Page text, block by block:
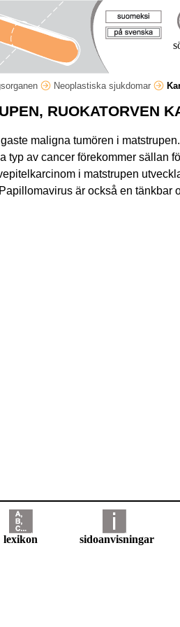
Neoplastiska sjukdomar
RUOKATORVEN
maligna tumören i
typ av cancer förekommer sällan
i matstrupen
är också en tänkbar
lexikon sidoanvisningar